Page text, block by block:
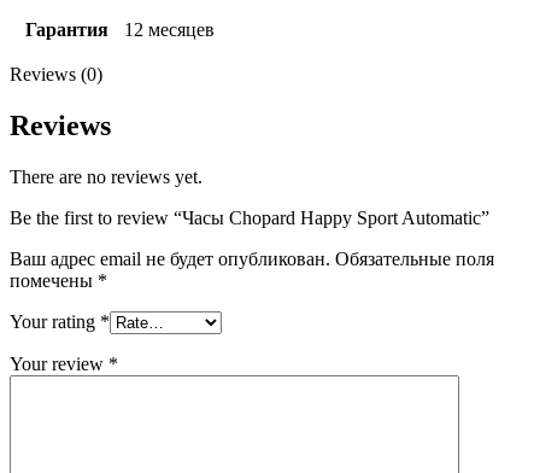
Гарантия 12 месяцев
Reviews (0)
Reviews
There are no reviews yet.
Be the first to review “Часы Chopard Happy Sport Automatic”
Ваш адрес email не будет опубликован. Обязательные поля
помечены *
Your rating *
Your review *